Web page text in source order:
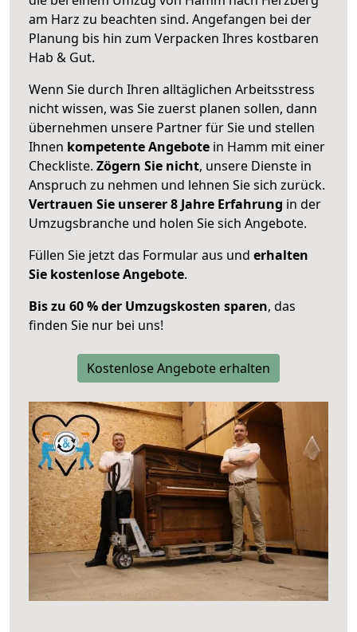
am Harz zu beachten sind. Angefangen bei der
Planung bis hin zum Verpacken Ihres kostbaren
Hab & Gut.
Wenn Sie durch Ihren alltäglichen Arbeitsstress
nicht wissen, was Sie zuerst planen sollen, dann
übernehmen unsere Partner für Sie und stellen
Ihnen kompetente Angebote in Hamm mit einer
Checkliste. Zögern Sie nicht, unsere Dienste in
Anspruch zu nehmen und lehnen Sie sich zurück.
Vertrauen Sie unserer 8 Jahre Erfahrung in der
Umzugsbranche und holen Sie sich Angebote.
Füllen Sie jetzt das Formular aus und erhalten
Sie kostenlose Angebote.
Bis zu 60 % der Umzugskosten sparen, das
finden Sie nur bei uns!
Kostenlose Angebote erhalten